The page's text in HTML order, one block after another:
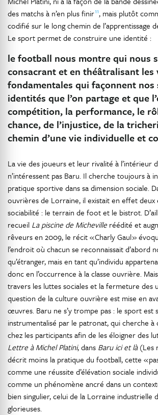
des matchs à n’en plus finir11, mais plutôt
codifié sur le long chemin de l’apprentissage
Le sport permet de construire une identité :
le football nous montre qui nous
consacrant et en théâtralisant les
fondamentales qui façonnent nos
identités que l’on partage et que
compétition, la performance, le
chance, de l’injustice, de la
chemin d’une vie individuelle et
La vie des joueurs et leur rivalité à l’intérieur
n’intéressent pas Baru. Il cherche toujours à
pratique sportive dans sa dimension sociale.
ouvrières de Lorraine, il existait en effet deux
sociabilité : le terrain de foot et le bistrot.
recueil La piscine de Micheville réédité et
rêveurs en 2009, le récit « Charly Gaul »
l’endroit où chacun se reconnaissait d’abord
qu’étranger, mais en tant qu’individu
donc en l’occurrence à la classe ouvrière.
travers les luttes sociales et la fermeture des
question de la culture ouvrière est mise en
œuvres. Baru ne s’y trompe pas : le sport est
instrumentalisé par le patronat, qui cherche à
chez les participants afin de les éloigner des
Lettre à Michel Platini, dans Baru ici et là(Les
décrit moins la pratique du football, cette «
comme une réussite d’élévation sociale
comme un phénomène ancré dans un
bien singulier, celui de la Lorraine industrielle
glorieuses.